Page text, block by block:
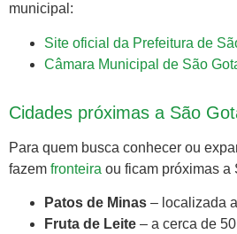
municipal:
Site oficial da Prefeitura de
Câmara Municipal de São
Cidades próximas a São
Para quem busca conhecer ou
fazem fronteira ou ficam próximas a
Patos de Minas – localizada
Fruta de Leite – a cerca de